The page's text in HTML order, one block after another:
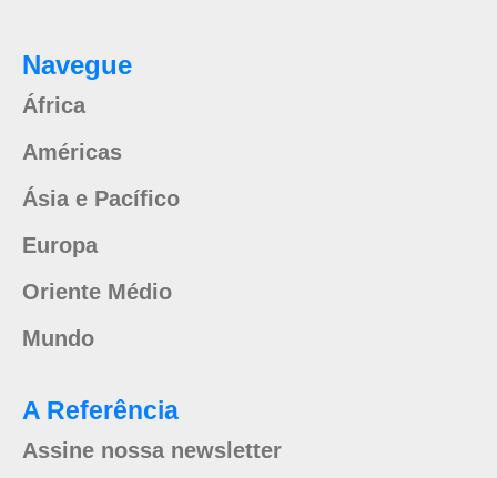
Navegue
África
Américas
Ásia e Pacífico
Europa
Oriente Médio
Mundo
A Referência
Assine nossa newsletter